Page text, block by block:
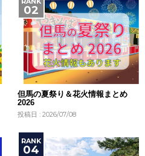
但馬の夏祭り＆花火情報まとめ
2026
投稿日 : 2026/07/08